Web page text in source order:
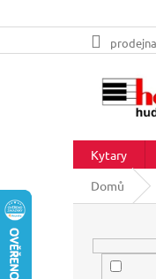
na
Kytary
Domů